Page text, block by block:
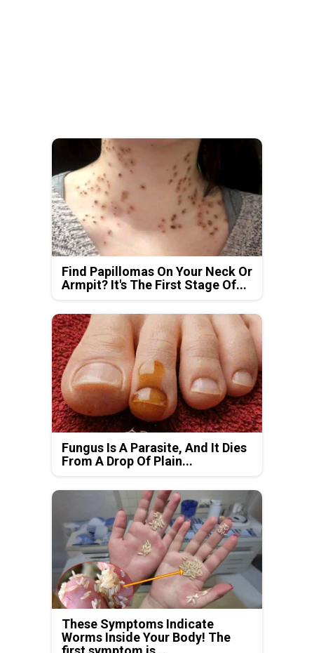
Find Papillomas On Your Neck Or
Armpit? It's The First Stage Of...
Fungus Is A Parasite, And It Dies
From A Drop Of Plain...
These Symptoms Indicate
Worms Inside Your Body! The